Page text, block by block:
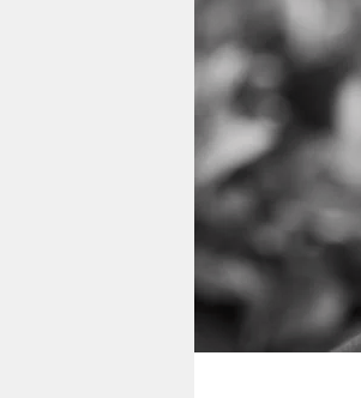
verlag
verlag
veranstaltungen
shop
fragen & hilfe
unterstützen
genossenschaft